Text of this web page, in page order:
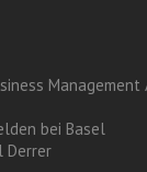
Management
bei Basel
Derrer